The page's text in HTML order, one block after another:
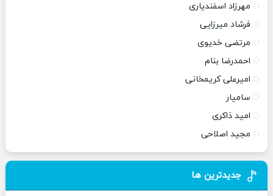
مهرزاد اسفندیاری
فرشاد میرزایی
مرتضی خدیوی
احمدرضا بنام
امیرعلی کریمخانی
سامیار
امید ذاکری
مجید اصلاحی
جدیدترین ها